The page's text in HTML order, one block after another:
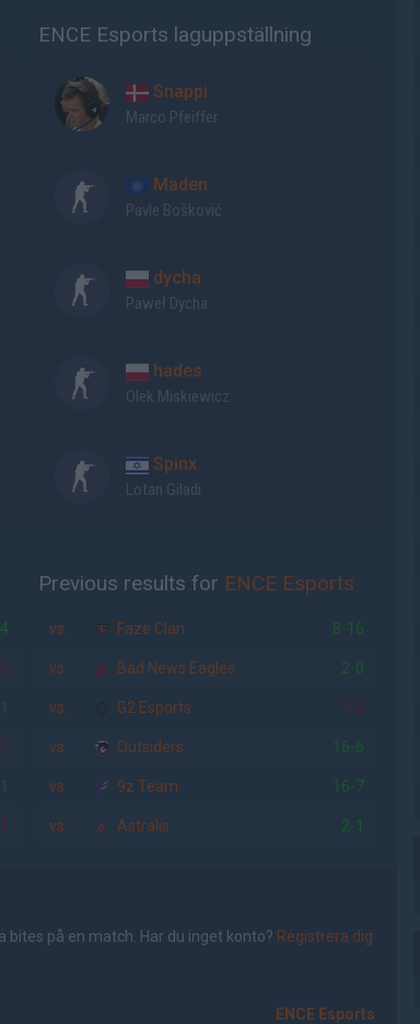
ENCE Esports laguppställning
Snappi
Marco Pfeiffer
Maden
Pavle Bošković
dycha
Paweł Dycha
hades
Olek Miskiewicz
Spinx
Lotan Giladi
Previous results for ENCE Esports
vs. Faze Clan 8-16
vs. Bad News Eagles 2-0
vs. G2 Esports 1-2
vs. Outsiders 16-6
vs. 9z Team 16-7
vs. Astralis 2-1
på en match. Har du inget konto? Registrera dig
ENCE Esports